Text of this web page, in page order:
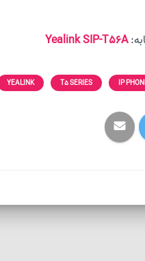
Yealink SIP-T56A
IP
T5 SERIES
YEALINK